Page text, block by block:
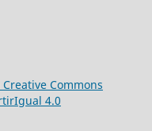
Creative Commons
4.0